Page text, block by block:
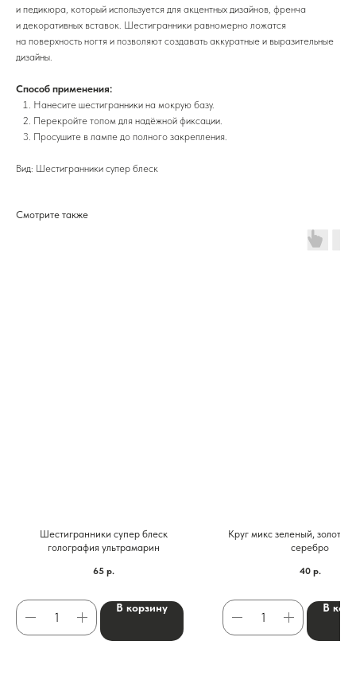
и педикюра, который используется для акцентных дизайнов, френча
и декоративных вставок. Шестигранники равномерно ложатся
на поверхность ногтя и позволяют создавать аккуратные и выразительные
дизайны.
Способ применения:
Нанесите шестигранники на мокрую базу.
Перекройте топом для надёжной фиксации.
Просушите в лампе до полного закрепления.
Вид: Шестигранники супер блеск
Смотрите также
Шестигранники супер блеск
голография ультрамарин
65 р.
В корзину
Круг микс зеленый, золото,
серебро
40 р.
В